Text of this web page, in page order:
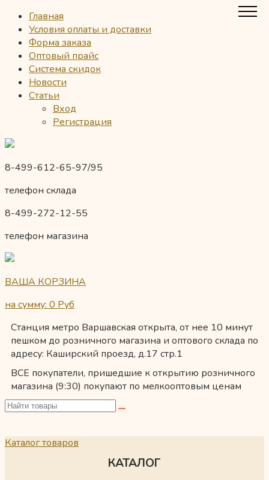
Главная
Условия оплаты и доставки
Форма заказа
Оптовый прайс
Система скидок
Новости
Статьи
Вход
Регистрация
8-499-612-65-97/95
телефон склада
8-499-272-12-55
телефон магазина
ВАША КОРЗИНА
на сумму: 0 Руб
Станция метро Варшавская открыта, от нее 10 минут
пешком до розничного магазина и оптового склада по
адресу: Каширский проезд, д.17 стр.1
ВСЕ покупатели, пришедшие к открытию розничного
магазина (9:30) покупают по мелкооптовым ценам
Каталог товаров
КАТАЛОГ